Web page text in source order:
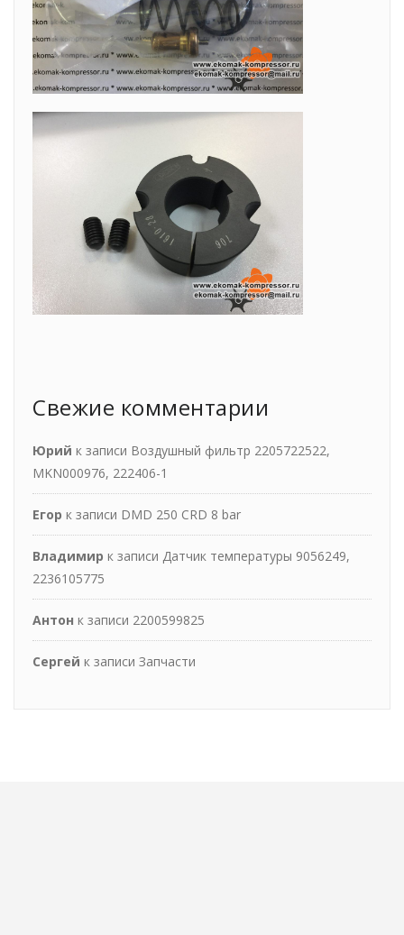
Свежие комментарии
Юрий к записи Воздушный фильтр 2205722522,
MKN000976, 222406-1
Егор к записи DMD 250 CRD 8 bar
Владимир к записи Датчик температуры 9056249,
2236105775
Антон к записи 2200599825
Сергей к записи Запчасти